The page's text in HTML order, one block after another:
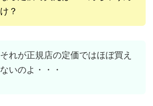
け？
それが正規店の定価ではほぼ買え
ないのよ・・・